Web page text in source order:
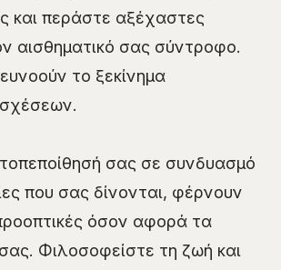
και περάστε αξέχαστες
αισθηματικό σας σύντροφο.
το ξεκίνημα
σχέσεων.
σας σε συνδυασμό
που σας δίνονται, φέρνουν
όσον αφορά τα
Φιλοσοφείστε τη ζωή και